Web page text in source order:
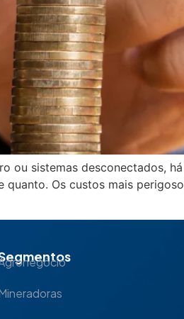
ou sistemas desconectados,
Os custos mais